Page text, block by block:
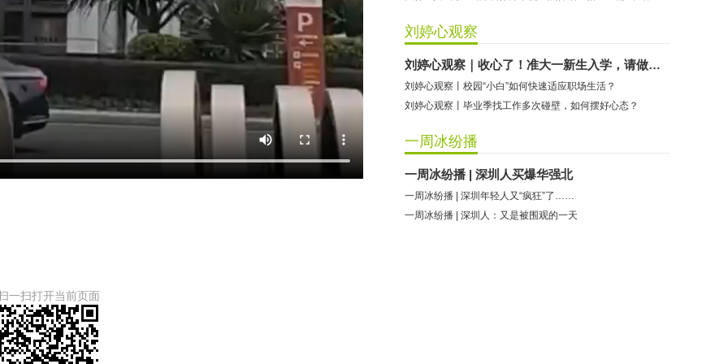
一扫打开当前页面
刘婷心观察
刘婷心观察｜收心了！准大一新生入学，请做好这些准备
刘婷心观察丨校园“小白”如何快速适应职场生活？
刘婷心观察丨毕业季找工作多次碰壁，如何摆好心态？
一周冰纷播
一周冰纷播 | 深圳人买爆华强北
一周冰纷播 | 深圳年轻人又“疯狂”了……
一周冰纷播 | 深圳人：又是被围观的一天